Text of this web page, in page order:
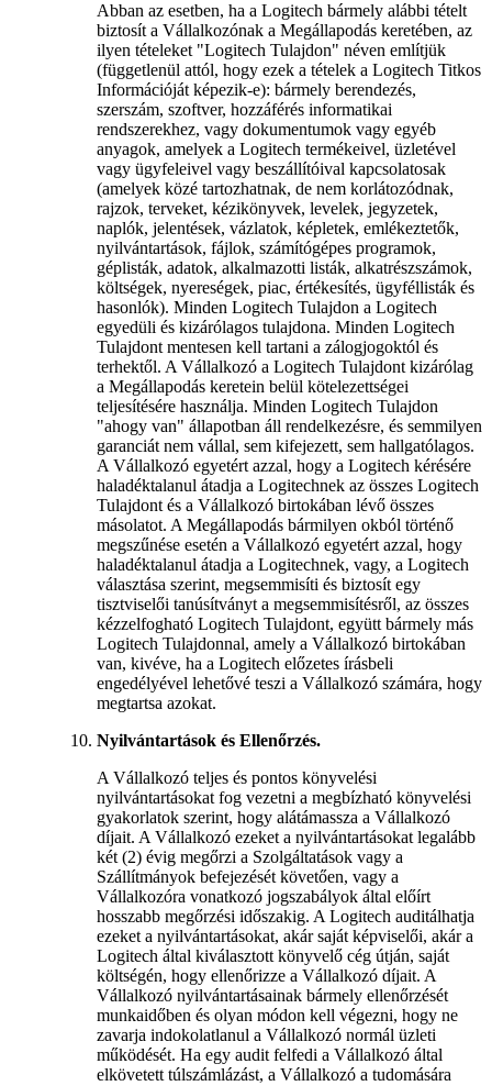
Abban az esetben, ha a Logitech bármely alábbi tételt
biztosít a Vállalkozónak a Megállapodás keretében, az
ilyen tételeket "Logitech Tulajdon" néven említjük
(függetlenül attól, hogy ezek a tételek a Logitech Titkos
Információját képezik-e): bármely berendezés,
szerszám, szoftver, hozzáférés informatikai
rendszerekhez, vagy dokumentumok vagy egyéb
anyagok, amelyek a Logitech termékeivel, üzletével
vagy ügyfeleivel vagy beszállítóival kapcsolatosak
(amelyek közé tartozhatnak, de nem korlátozódnak,
rajzok, terveket, kézikönyvek, levelek, jegyzetek,
naplók, jelentések, vázlatok, képletek, emlékeztetők,
nyilvántartások, fájlok, számítógépes programok,
géplisták, adatok, alkalmazotti listák, alkatrészszámok,
költségek, nyereségek, piac, értékesítés, ügyféllisták és
hasonlók). Minden Logitech Tulajdon a Logitech
egyedüli és kizárólagos tulajdona. Minden Logitech
Tulajdont mentesen kell tartani a zálogjogoktól és
terhektől. A Vállalkozó a Logitech Tulajdont kizárólag
a Megállapodás keretein belül kötelezettségei
teljesítésére használja. Minden Logitech Tulajdon
"ahogy van" állapotban áll rendelkezésre, és semmilyen
garanciát nem vállal, sem kifejezett, sem hallgatólagos.
A Vállalkozó egyetért azzal, hogy a Logitech kérésére
haladéktalanul átadja a Logitechnek az összes Logitech
Tulajdont és a Vállalkozó birtokában lévő összes
másolatot. A Megállapodás bármilyen okból történő
megszűnése esetén a Vállalkozó egyetért azzal, hogy
haladéktalanul átadja a Logitechnek, vagy, a Logitech
választása szerint, megsemmisíti és biztosít egy
tisztviselői tanúsítványt a megsemmisítésről, az összes
kézzelfogható Logitech Tulajdont, együtt bármely más
Logitech Tulajdonnal, amely a Vállalkozó birtokában
van, kivéve, ha a Logitech előzetes írásbeli
engedélyével lehetővé teszi a Vállalkozó számára, hogy
megtartsa azokat.
Nyilvántartások és Ellenőrzés.
A Vállalkozó teljes és pontos könyvelési
nyilvántartásokat fog vezetni a megbízható könyvelési
gyakorlatok szerint, hogy alátámassza a Vállalkozó
díjait. A Vállalkozó ezeket a nyilvántartásokat legalább
két (2) évig megőrzi a Szolgáltatások vagy a
Szállítmányok befejezését követően, vagy a
Vállalkozóra vonatkozó jogszabályok által előírt
hosszabb megőrzési időszakig. A Logitech auditálhatja
ezeket a nyilvántartásokat, akár saját képviselői, akár a
Logitech által kiválasztott könyvelő cég útján, saját
költségén, hogy ellenőrizze a Vállalkozó díjait. A
Vállalkozó nyilvántartásainak bármely ellenőrzését
munkaidőben és olyan módon kell végezni, hogy ne
zavarja indokolatlanul a Vállalkozó normál üzleti
működését. Ha egy audit felfedi a Vállalkozó által
elkövetett túlszámlázást, a Vállalkozó a tudomására